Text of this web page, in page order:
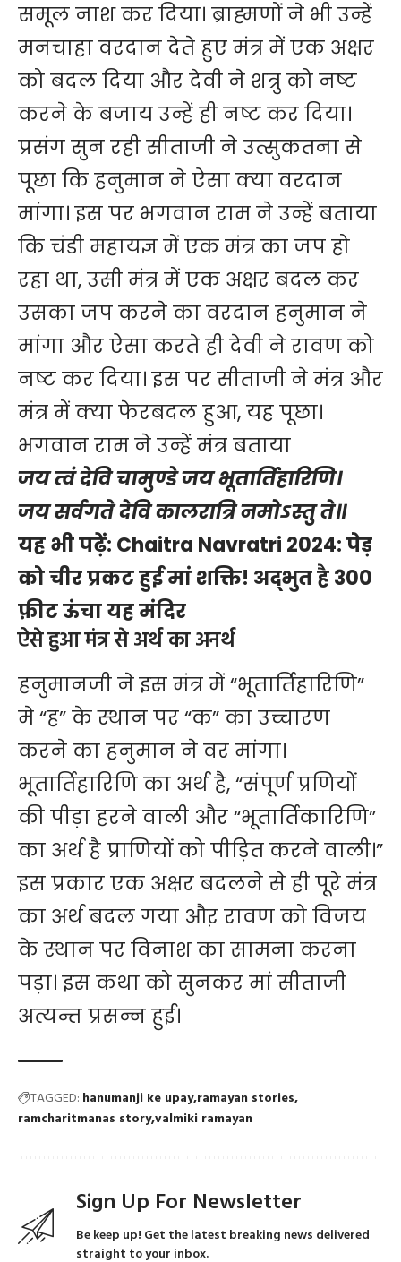
समूल नाश कर दिया। ब्राह्मणों ने भी उन्हें
मनचाहा वरदान देते हुए मंत्र में एक अक्षर
को बदल दिया और देवी ने शत्रु को नष्ट
करने के बजाय उन्हें ही नष्ट कर दिया।
प्रसंग सुन रही सीताजी ने उत्सुकतना से
पूछा कि हनुमान ने ऐसा क्या वरदान
मांगा। इस पर भगवान राम ने उन्हें बताया
कि चंडी महायज्ञ में एक मंत्र का जप हो
रहा था, उसी मंत्र में एक अक्षर बदल कर
उसका जप करने का वरदान हनुमान ने
मांगा और ऐसा करते ही देवी ने रावण को
नष्ट कर दिया। इस पर सीताजी ने मंत्र और
मंत्र में क्या फेरबदल हुआ, यह पूछा।
भगवान राम ने उन्हें मंत्र बताया
जय त्वं देवि चामुण्डे जय भूतार्तिहारिणि।
जय सर्वगते देवि कालरात्रि नमोऽस्तु ते॥
यह भी पढ़ें: Chaitra Navratri 2024: पेड़
को चीर प्रकट हुई मां शक्ति! अद्भुत है 300
फ़ीट ऊंचा यह मंदिर
ऐसे हुआ मंत्र से अर्थ का अनर्थ
हनुमानजी ने इस मंत्र में “भूतार्तिहारिणि”
मे “ह” के स्थान पर “क” का उच्चारण
करने का हनुमान ने वर मांगा।
भूतार्तिहारिणि का अर्थ है, “संपूर्ण प्रणियों
की पीड़ा हरने वाली और “भूतार्तिकारिणि”
का अर्थ है प्राणियों को पीड़ित करने वाली।”
इस प्रकार एक अक्षर बदलने से ही पूरे मंत्र
का अर्थ बदल गया औऱ रावण को विजय
के स्थान पर विनाश का सामना करना
पड़ा। इस कथा को सुनकर मां सीताजी
अत्यन्त प्रसन्न हुई।
TAGGED: hanumanji ke upay ramayan stories
ramcharitmanas storyvalmiki ramayan
Sign Up For Newsletter
Be keep up! Get the latest breaking news delivered
straight to your inbox.